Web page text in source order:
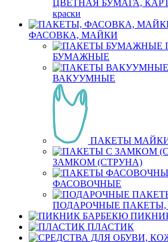
ЦВЕТНАЯ БУМАГА,
краски
ФАСОВКА, МАЙКИ
БУМАЖНЫЕ
ВАКУУМНЫЕ
ПАКЕТЫ
ЗАМКОМ (СТРУНА)
ФАСОВОЧНЫЕ
ПОДАРОЧНЫЕ ПАКЕТЫ,
ПЛАСТИК